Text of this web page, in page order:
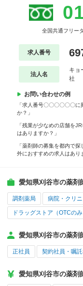
全国共通フリー
求人番号
法人名
キ
社
お問い合わせの例
「求人番号〇〇〇〇〇〇
か？」
「残業が少なめの店舗を
はありますか？」
「薬剤師の募集を都内で
外におすすめの求人はあり
愛知県刈谷市の薬剤
調剤薬局 病院・クリニ
ドラッグストア（OTCのみ
愛知県刈谷市の薬剤
正社員 契約社員・嘱
愛知県刈谷市の薬剤